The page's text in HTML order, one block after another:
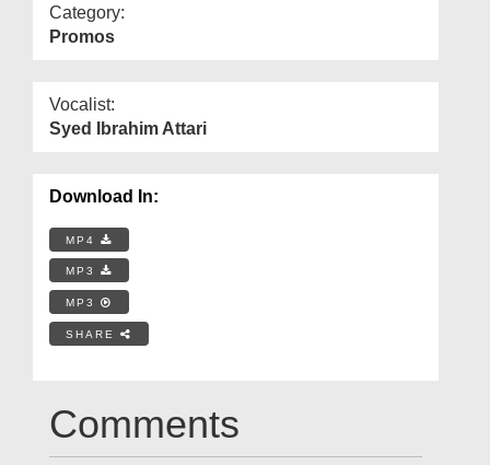
Category:
Promos
Vocalist:
Syed Ibrahim Attari
Download In:
MP4
MP3
MP3
SHARE
Comments